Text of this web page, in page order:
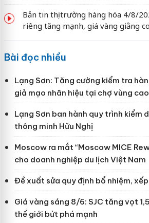
Bản tin thị trường hàng hóa 4/8/
riêng tăng mạnh, giá vàng giằng co
Bài đọc nhiều
Lạng Sơn: Tăng cường kiểm tra
giả mạo nhãn hiệu tại chợ vùng cao
Lạng Sơn ban hành quy trình kiểm
thông minh Hữu Nghị
Moscow ra mắt “Moscow MICE
cho doanh nghiệp du lịch Việt Nam
Đề xuất sửa quy định bổ nhiệm,
Giá vàng sáng 8/6: SJC tăng vọt
thế giới bứt phá mạnh